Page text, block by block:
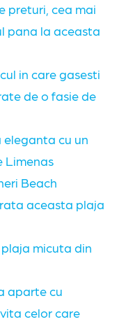
preturi, cea mai
pana la aceasta
in care gasesti
de o fasie de
eleganta cu un
Limenas
Beach
aceasta plaja
micuta din
aparte cu
celor care